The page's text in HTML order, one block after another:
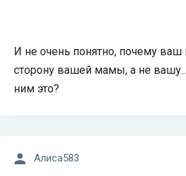
И не очень понятно, почему
сторону вашей мамы, а не
ним это?
Алиса583